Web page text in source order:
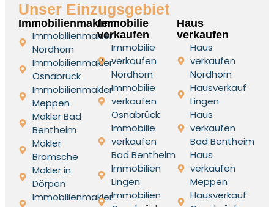
Unser Einzugsgebiet
Immobilienmakler
Immobilienmakler
Nordhorn
Immobilienmakler
Osnabrück
Immobilienmakler
Meppen
Makler Bad
Bentheim
Makler
Bramsche
Makler in
Dörpen
Immobilienmakler
Immobilie
verkaufen
Immobilie
verkaufen
Nordhorn
Immobilie
verkaufen
Osnabrück
Immobilie
verkaufen
Bad Bentheim
Immobilien
Lingen
Immobilien
Haus
verkaufen
Haus
verkaufen
Nordhorn
Hausverkauf
Lingen
Haus
verkaufen
Bad Bentheim
Haus
verkaufen
Meppen
Hausverkauf